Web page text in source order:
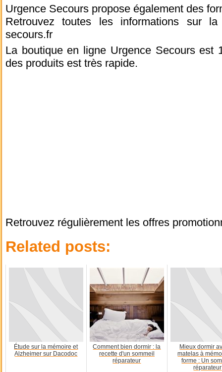
Urgence Secours propose également des
Retrouvez toutes les informations sur
secours.fr
La boutique en ligne Urgence Secours est
des produits est très rapide.
Retrouvez régulièrement les offres
Related posts:
Étude sur la mémoire et
Alzheimer sur Dacodoc
Comment bien dormir : la
recette d'un sommeil
réparateur
Mieux dormir
matelas à
forme : Un
réparateur